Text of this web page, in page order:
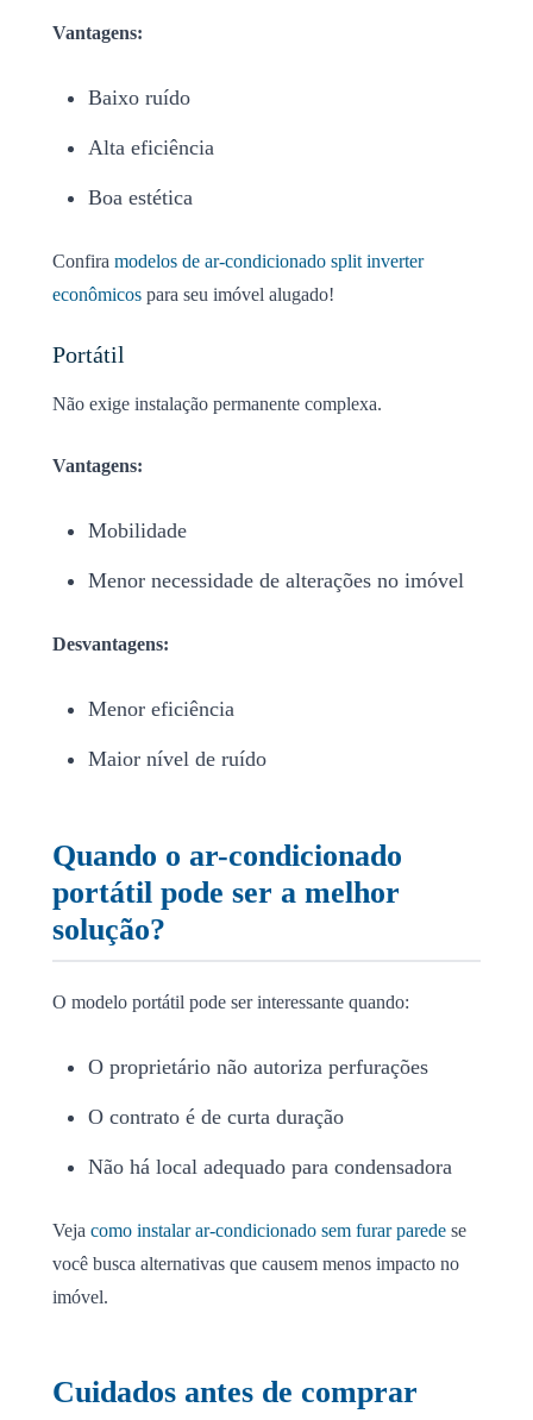
Vantagens:
Baixo ruído
Alta eficiência
Boa estética
Confira modelos de ar-condicionado split inverter
econômicos para seu imóvel alugado!
Portátil
Não exige instalação permanente complexa.
Vantagens:
Mobilidade
Menor necessidade de alterações no imóvel
Desvantagens:
Menor eficiência
Maior nível de ruído
Quando o ar-condicionado
portátil pode ser a melhor
solução?
O modelo portátil pode ser interessante quando:
O proprietário não autoriza perfurações
O contrato é de curta duração
Não há local adequado para condensadora
Veja como instalar ar-condicionado sem furar parede se
você busca alternativas que causem menos impacto no
imóvel.
Cuidados antes de comprar